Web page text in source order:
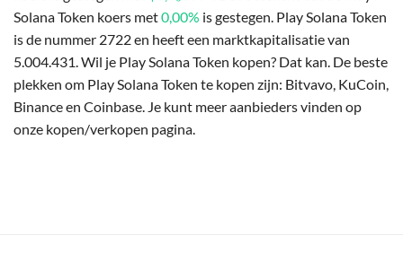
Solana Token koers met0,00% is gestegen. Play Solana Token
is de nummer 2722 en heeft een marktkapitalisatie van
5.004.431. Wil je Play Solana Token kopen? Dat kan. De beste
plekken om Play Solana Token te kopen zijn: Bitvavo, KuCoin,
Binance en Coinbase. Je kunt meer aanbieders vinden op
onze kopen/verkopen pagina.